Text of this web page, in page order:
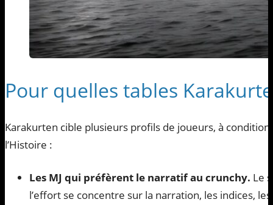
Pour quelles tables
Karakurten cible plusieurs profils de joueurs, à condition
l’Histoire :
Les MJ qui préfèrent le narratif au crunchy. Le
l’effort se concentre sur la narration, les indices,